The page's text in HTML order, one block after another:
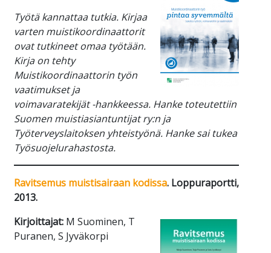
Työtä kannattaa tutkia. Kirjaa
varten muistikoordinaattorit
ovat tutkineet omaa työtään.
Kirja on tehty
Muistikoordinaattorin työn
vaatimukset ja
voimavaratekijät -hankkeessa. Hanke toteutettiin
Suomen muistiasiantuntijat ry:n ja
Työterveyslaitoksen yhteistyönä. Hanke sai tukea
Työsuojelurahastosta.
Ravitsemus muistisairaan kodissa. Loppuraportti,
2013.
Kirjoittajat: M Suominen, T
Puranen, S Jyväkorpi